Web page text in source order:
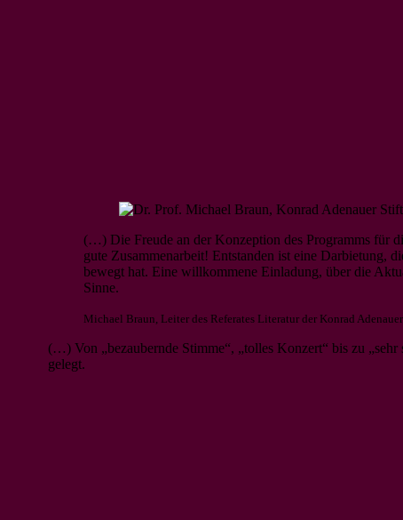
(…) Die Freude an der Konzeption des Programms für
gute Zusammenarbeit! Entstanden ist eine Darbietung,
bewegt hat. Eine willkommene Einladung, über die
Sinne.
Michael Braun, Leiter des Referates Literatur der Konrad
(…) Von „bezaubernde Stimme“, „tolles Konzert“ bis zu
gelegt.